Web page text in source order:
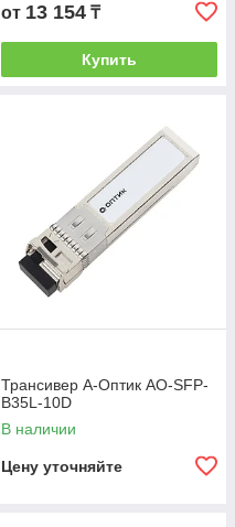
от 13 154 ₸
Купить
Трансивер А-Оптик AO-SFP-
B35L-10D
В наличии
Цену уточняйте